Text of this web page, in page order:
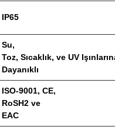
IP65
Su,
Toz, Sıcaklık, ve UV
Dayanıklı
ISO-9001, CE,
RoSH2 ve
EAC